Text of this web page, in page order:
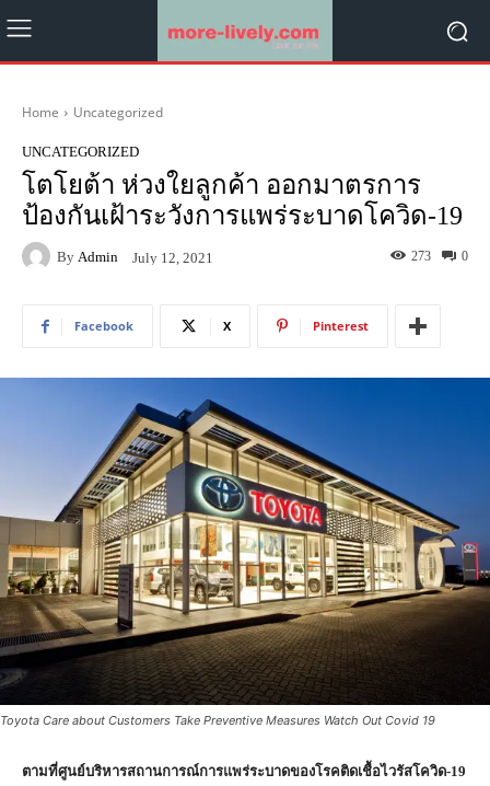
Home Uncategorized
UNCATEGORIZED
โตโยต้า ห่วงใยลูกค้า ออกมาตรการ
ป้องกันเฝ้าระวังการแพร่ระบาดโควิด-19
By Admin July 12, 2021 0
273
Facebook X Pinterest
Toyota Care about Customers Take Preventive Measures Watch Out Covid 19
ตามที่ศูนย์บริหารสถานการณ์การแพร่ระบาดของโรคติดเชื้อไวรัสโควิด-19